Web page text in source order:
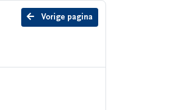
Vorige pagina